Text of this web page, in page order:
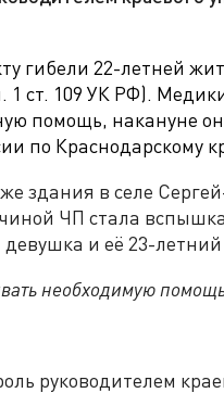
гибели 22-летней
1 ст. 109 УК РФ).
помощь, накануне
по Краснодарскому
здания в селе
ЧП стала
и её 23-
необходимую
руководителем